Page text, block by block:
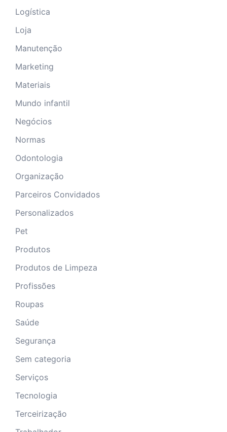
Logística
Loja
Manutenção
Marketing
Materiais
Mundo infantil
Negócios
Normas
Odontologia
Organização
Parceiros Convidados
Personalizados
Pet
Produtos
Produtos de Limpeza
Profissões
Roupas
Saúde
Segurança
Sem categoria
Serviços
Tecnologia
Terceirização